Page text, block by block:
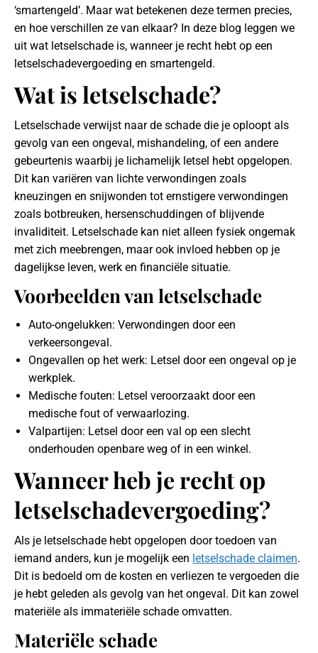
‘smartengeld’. Maar wat betekenen deze termen precies,
en hoe verschillen ze van elkaar? In deze blog leggen we
uit wat letselschade is, wanneer je recht hebt op een
letselschadevergoeding en smartengeld.
Wat is letselschade?
Letselschade verwijst naar de schade die je oploopt als
gevolg van een ongeval, mishandeling, of een andere
gebeurtenis waarbij je lichamelijk letsel hebt opgelopen.
Dit kan variëren van lichte verwondingen zoals
kneuzingen en snijwonden tot ernstigere verwondingen
zoals botbreuken, hersenschuddingen of blijvende
invaliditeit. Letselschade kan niet alleen fysiek ongemak
met zich meebrengen, maar ook invloed hebben op je
dagelijkse leven, werk en financiële situatie.
Voorbeelden van letselschade
Auto-ongelukken: Verwondingen door een
verkeersongeval.
Ongevallen op het werk: Letsel door een ongeval op je
werkplek.
Medische fouten: Letsel veroorzaakt door een
medische fout of verwaarlozing.
Valpartijen: Letsel door een val op een slecht
onderhouden openbare weg of in een winkel.
Wanneer heb je recht op
letselschadevergoeding?
Als je letselschade hebt opgelopen door toedoen van
iemand anders, kun je mogelijk een letselschade claimen.
Dit is bedoeld om de kosten en verliezen te vergoeden die
je hebt geleden als gevolg van het ongeval. Dit kan zowel
materiële als immateriële schade omvatten.
Materiële schade